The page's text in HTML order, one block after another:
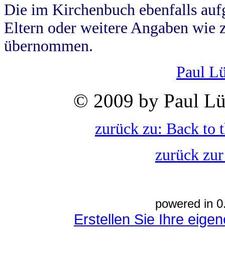
Die im Kirchenbuch ebenfalls
Eltern oder weitere Angaben wie
übernommen.
Paul
© 2009 by Paul
zurück zu: Back to
zurück
powered in
Erstellen Sie Ihre